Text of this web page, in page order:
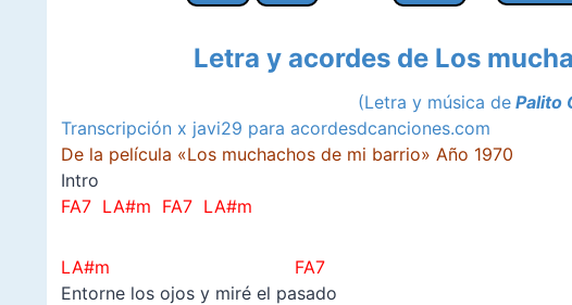
Letra y acordes de Los
(Letra y música dePalito
Transcripción x javi29 para acordesdcanciones.com
De la película «Los muchachos de mi barrio» Año 1970
Intro
FA7 LA#m FA7 LA#m
LA#m FA7
Entorne los ojos y miré el pasado